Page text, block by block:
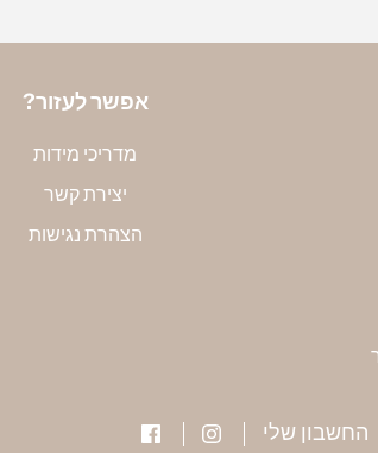
?אפשר לעזור
מדריכי מידות
יצירת קשר
הצהרת נגישות
החשבון שלי